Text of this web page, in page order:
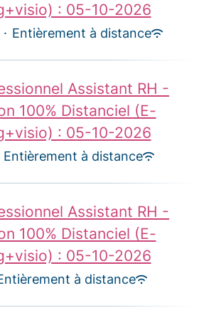
: 05-10-2026
· Entièrement à distance
Assistant RH -
100% Distanciel (E-
: 05-10-2026
Entièrement à distance
Assistant RH -
100% Distanciel (E-
: 05-10-2026
à distance